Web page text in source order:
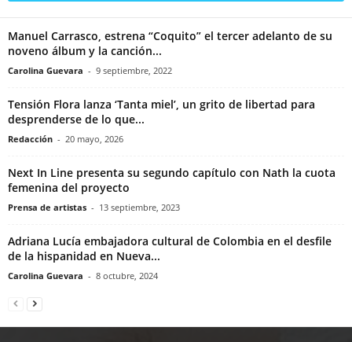
Manuel Carrasco, estrena “Coquito” el tercer adelanto de su
noveno álbum y la canción...
Carolina Guevara - 9 septiembre, 2022
Tensión Flora lanza ‘Tanta miel’, un grito de libertad para
desprenderse de lo que...
Redacción - 20 mayo, 2026
Next In Line presenta su segundo capítulo con Nath la cuota
femenina del proyecto
Prensa de artistas - 13 septiembre, 2023
Adriana Lucía embajadora cultural de Colombia en el desfile
de la hispanidad en Nueva...
Carolina Guevara - 8 octubre, 2024